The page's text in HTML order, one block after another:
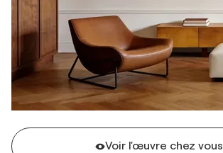
Voir l'œuvre chez vous